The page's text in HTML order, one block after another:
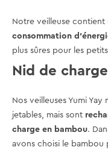
Notre veilleuse contient
consommation
plus sûres pour les
Nid de
Nos veilleuses Yumi
jetables, mais sont
charge en bambou.
avons choisi le bambou